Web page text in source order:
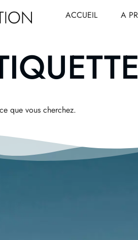
ACCUEIL A
que vous cherchez.